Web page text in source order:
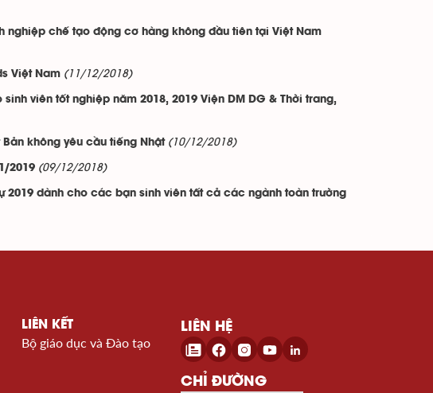
nghiệp chế tạo động cơ hàng không đầu tiên tại Việt Nam
Việt Nam (11/12/2018)
viên tốt nghiệp năm 2018, 2019 Viện DM DG & Thời trang,
không yêu cầu tiếng Nhật (10/12/2018)
2019 (09/12/2018)
2019 dành cho các bạn sinh viên tất cả các ngành toàn trường
LIÊN KẾT
Bộ giáo dục và Đào tạo
LIÊN HỆ
CHỈ ĐƯỜNG